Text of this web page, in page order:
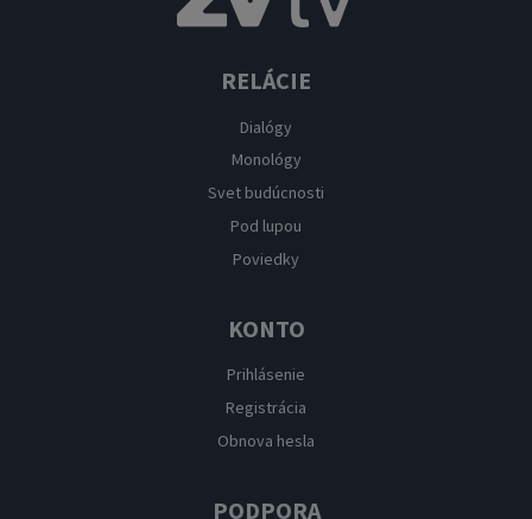
RELÁCIE
Dialógy
Monológy
Svet budúcnosti
Pod lupou
Poviedky
KONTO
Prihlásenie
Registrácia
Obnova hesla
PODPORA